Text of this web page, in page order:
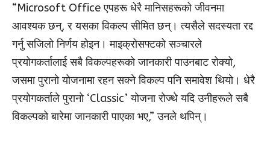
“Microsoft Office एपहरू धेरै मानिसहरूको जीवनमा
आवश्यक छन्, र यसका विकल्प सीमित छन्। त्यसैले सदस्यता रद्द
गर्नु सजिलो निर्णय होइन। माइक्रोसफ्टको सञ्चारले
प्रयोगकर्तालाई सबै विकल्पहरूको जानकारी पाउनबाट रोक्यो,
जसमा पुरानो योजनामा रहन सक्ने विकल्प पनि समावेश थियो। धेरै
प्रयोगकर्ताले पुरानो ‘Classic’ योजना रोज्थे यदि उनीहरूले सबै
विकल्पको बारेमा जानकारी पाएका भए,” उनले थपिन्।